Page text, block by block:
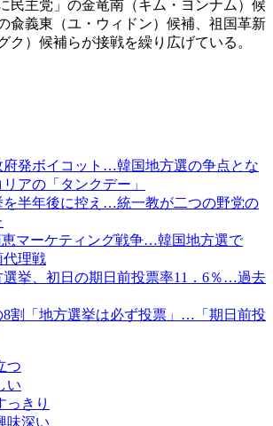
民主党」の金竜南（キム・ヨンナム）候
兪義東（ユ・ウィドン）候補、祖国革新
ク）候補らが接戦を繰り広げている。
府発ボイコット…韓国地方選の争点とな
アの「タンクデー」
を半年後に控え…統一教が二つの野党の
恵マーケティング戦争…韓国地方選で
代理戦
選挙、初日の期日前投票率11．6％…過去
8割「地方選挙は必ず投票」…「期日前投
つ
い
っきり
味深い